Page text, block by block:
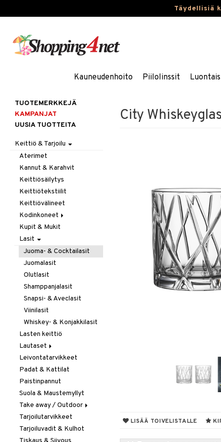
Täydellisiä
Kauneudenhoito Piilolinssit
City
LISÄÄ TOIVELISTALLE
TUOTEMERKKEJÄ
KAMPANJAT
UUSIA TUOTTEITA
Keittiö & Tarjoilu
Aterimet
Kannut & Karahvit
Keittiösäilytys
Keittiötekstiilit
Keittiövälineet
Kodinkoneet
Kahvi, Tee & Espresso
Leivänpaahtimet
Mixerit &
Sähkövatkaimet
Muut koneet
Vedenkeittimet
Kupit & Mukit
Lasit
Juoma- & Cocktailasit
Juomalasit
Olutlasit
Shamppanjalasit
Snapsi- & Aveclasit
Viinilasit
Whiskey- & Konjakkilasit
Lasten keittiö
Lautaset
Asetit
Ruokalautaset
Syvät lautaset
Leivontatarvikkeet
Padat & Kattilat
Paistinpannut
Suola & Maustemyllyt
Take away / Outdoor
Eväslaatikot
Pullot
Tarjoilutarvikkeet
Tarjoiluvadit & Kulhot